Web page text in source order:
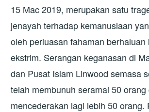
15 Mac 2019, merupakan satu
jenayah terhadap kemanusiaan
oleh perluasan fahaman berhaluan
ekstrim. Serangan keganasan di
dan Pusat Islam Linwood semasa
telah membunuh seramai 50 orang
mencederakan lagi lebih 50